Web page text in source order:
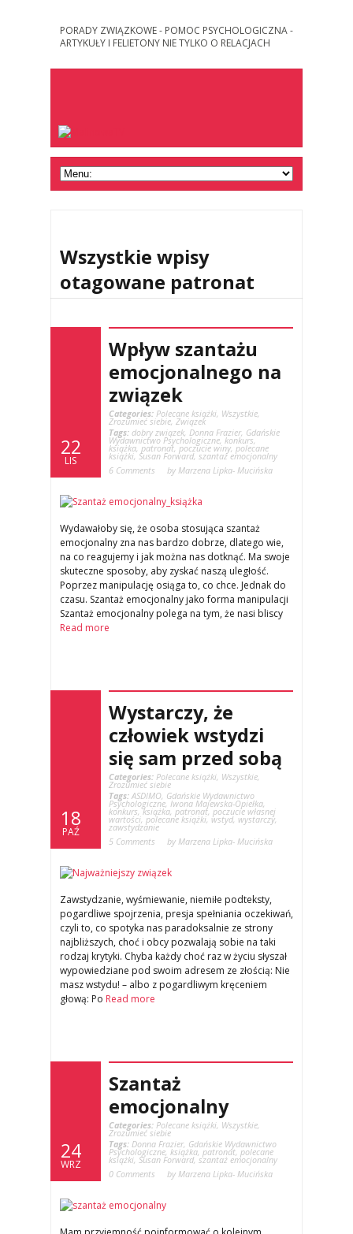
PORADY ZWIĄZKOWE - POMOC PSYCHOLOGICZNA -
ARTYKUŁY I FELIETONY NIE TYLKO O RELACJACH
Wszystkie wpisy
otagowane patronat
22
LIS
Wpływ szantażu
emocjonalnego na
związek
Categories: Polecane książki, Wszystkie,
Zrozumieć siebie, Związek
Tags: dobry związek, Donna Frazier, Gdańskie
Wydawnictwo Psychologiczne, konkurs,
książka, patronat, poczucie winy, polecane
książki,Susan Forward, szantaż emocjonalny
6 Comments
by Marzena Lipka- Mucińska
Wydawałoby się, że osoba stosująca szantaż
emocjonalny zna nas bardzo dobrze, dlatego wie,
na co reagujemy i jak można nas dotknąć. Ma swoje
skuteczne sposoby, aby zyskać naszą uległość.
Poprzez manipulację osiąga to, co chce. Jednak do
czasu. Szantaż emocjonalny jako forma manipulacji
Szantaż emocjonalny polega na tym, że nasi bliscy
Read more
18
PAŹ
Wystarczy, że
człowiek wstydzi
się sam przed sobą
Categories: Polecane książki, Wszystkie,
Zrozumieć siebie
Tags: ASDIMO, Gdańskie Wydawnictwo
Psychologiczne, Iwona Majewska-Opiełka,
konkurs,książka, patronat, poczucie własnej
wartości, polecane książki, wstyd, wystarczy,
zawstydzanie
5 Comments
by Marzena Lipka- Mucińska
Zawstydzanie, wyśmiewanie, niemiłe podteksty,
pogardliwe spojrzenia, presja spełniania oczekiwań,
czyli to, co spotyka nas paradoksalnie ze strony
najbliższych, choć i obcy pozwalają sobie na taki
rodzaj krytyki. Chyba każdy choć raz w życiu słyszał
wypowiedziane pod swoim adresem ze złością: Nie
masz wstydu! – albo z pogardliwym kręceniem
głową: Po Read more
24
WRZ
Szantaż
emocjonalny
Categories: Polecane książki, Wszystkie,
Zrozumieć siebie
Tags: Donna Frazier, Gdańskie Wydawnictwo
Psychologiczne, książka, patronat, polecane
książki, Susan Forward,szantaż emocjonalny
0 Comments
by Marzena Lipka- Mucińska